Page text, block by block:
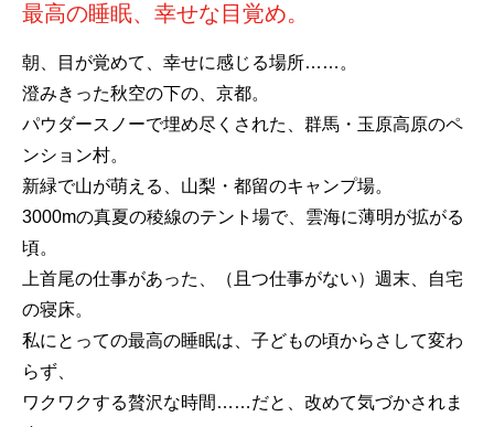
最高の睡眠、幸せな目覚め。
朝、目が覚めて、幸せに感じる場所……。
澄みきった秋空の下の、京都。
パウダースノーで埋め尽くされた、群馬・玉原高原のペ
ンション村。
新緑で山が萌える、山梨・都留のキャンプ場。
3000mの真夏の稜線のテント場で、雲海に薄明が拡がる
頃。
上首尾の仕事があった、（且つ仕事がない）週末、自宅
の寝床。
私にとっての最高の睡眠は、子どもの頃からさして変わ
らず、
ワクワクする贅沢な時間……だと、改めて気づかされま